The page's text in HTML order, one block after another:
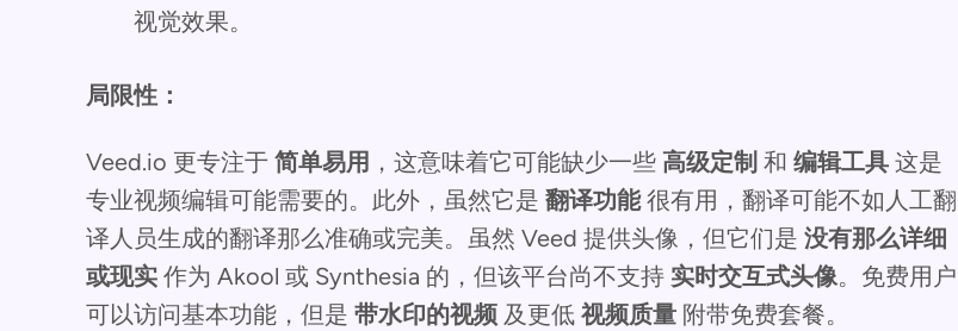
视觉效果。
局限性：
Veed.io 更专注于 简单易用 ，这意味着它可能缺少一些 高级定制 和 编辑工具 这是
专业视频编辑可能需要的。此外，虽然它是 翻译功能很有用，翻译可能不如人工翻
译人员生成的翻译那么准确或完美。虽然 Veed 提供头像，但它们是 没有那么详细
或现实 作为 Akool 或 Synthesia 的，但该平台尚不支持 实时交互式头像。免费用户
可以访问基本功能，但是 带水印的视频 及更低 视频质量 附带免费套餐。